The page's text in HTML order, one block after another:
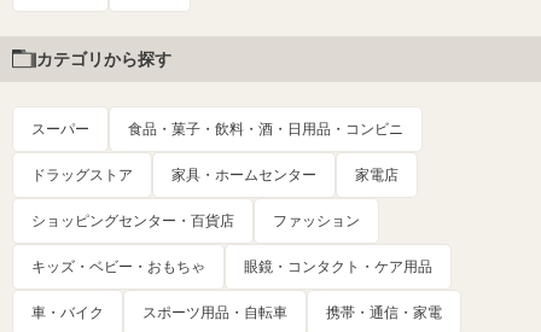
カテゴリから探す
スーパー 食品・菓子・飲料・酒・日用品・コンビニ
ドラッグストア 家具・ホームセンター 家電店
ショッピングセンター・百貨店 ファッション
キッズ・ベビー・おもちゃ 眼鏡・コンタクト・ケア用品
車・バイク スポーツ用品・自転車 携帯・通信・家電